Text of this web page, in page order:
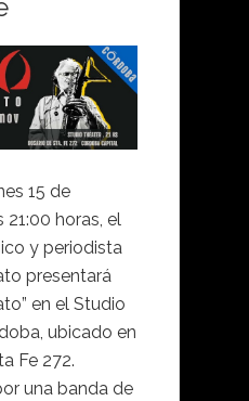
15 de
horas, el
y periodista
presentará
en el Studio
ubicado en
Fe 272.
una banda de